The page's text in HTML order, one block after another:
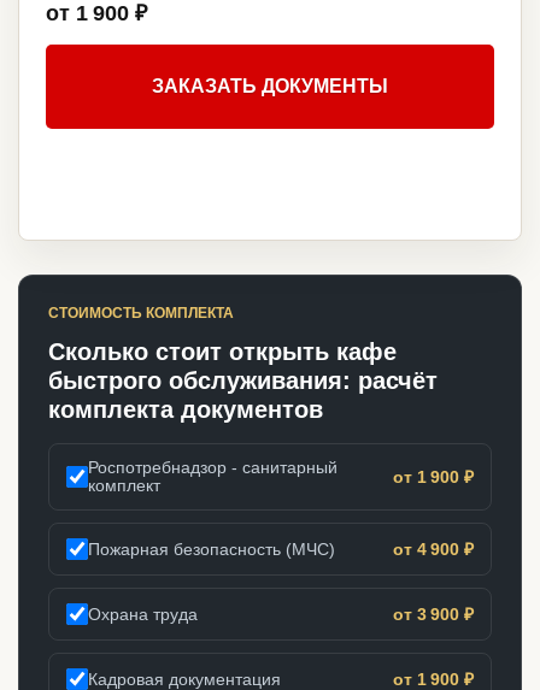
от 1 900 ₽
ЗАКАЗАТЬ ДОКУМЕНТЫ
СТОИМОСТЬ КОМПЛЕКТА
Сколько стоит открыть кафе
быстрого обслуживания: расчёт
комплекта документов
Роспотребнадзор - санитарный
комплект
от 1 900 ₽
Пожарная безопасность (МЧС) от 4 900 ₽
Охрана труда от 3 900 ₽
Кадровая документация от 1 900 ₽